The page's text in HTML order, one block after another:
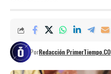
PorRedacción PrimerTiempo.CO